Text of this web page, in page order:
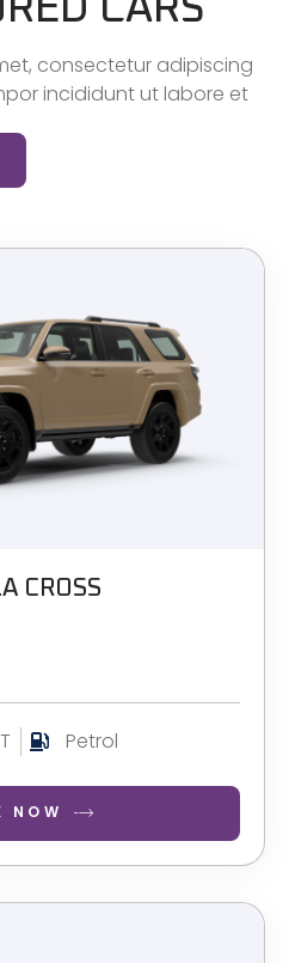
CARS
consectetur adipiscing
incididunt ut labore et
CROSS
Petrol
NOW